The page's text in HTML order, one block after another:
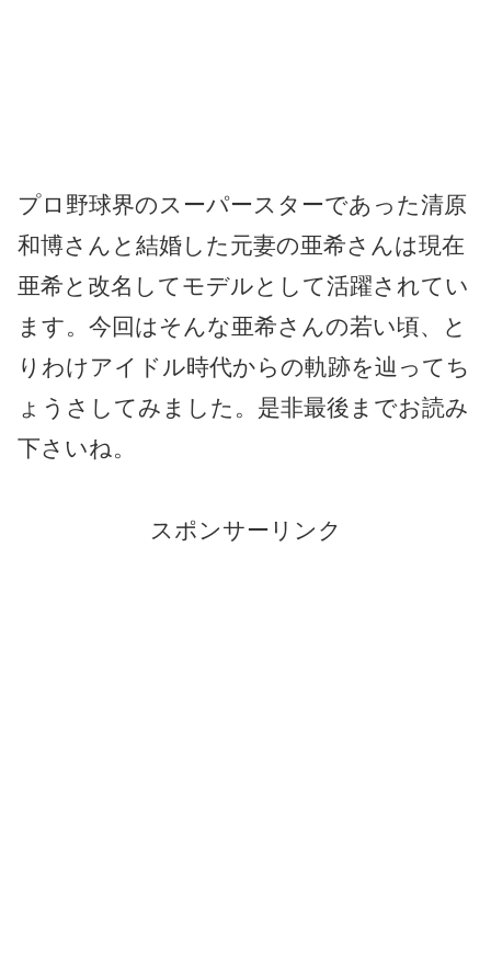
プロ野球界のスーパースターであった清原
和博さんと結婚した元妻の亜希さんは現在
亜希と改名してモデルとして活躍されてい
ます。今回はそんな亜希さんの若い頃、と
りわけアイドル時代からの軌跡を辿ってち
ょうさしてみました。是非最後までお読み
下さいね。
スポンサーリンク